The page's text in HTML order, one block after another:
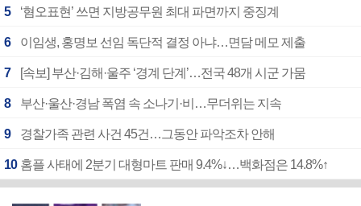
5 ‘혐오표현’ 쓰면 지방공무원 최대 파면까지 중징계
6 이임생, 홍명보 선임 독단적 결정 아냐…면담 메모 제출
7 [속보] 부산·김해·울주 ‘경계 단계’…전국 48개 시군 가뭄
8 부산·울산·경남 폭염 속 소나기·비…무더위는 지속
9 경찰가족 관련 사건 45건…그동안 파악조차 안해
10 홈플 사태에 2분기 대형마트 판매 9.4%↓…백화점은 14.8%↑